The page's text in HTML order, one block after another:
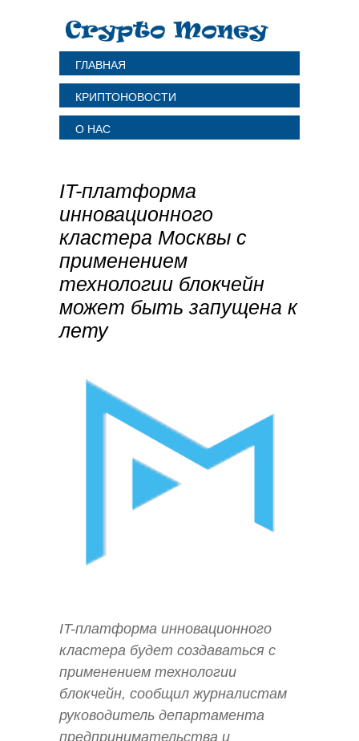
ГЛАВНАЯ
КРИПТОНОВОСТИ
О НАС
IT-платформа
инновационного
кластера Москвы с
применением
технологии блокчейн
может быть запущена к
лету
IT-платформа инновационного
кластера будет создаваться с
применением технологии
блокчейн, сообщил журналистам
руководитель департамента
предпринимательства и